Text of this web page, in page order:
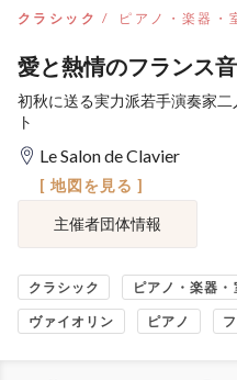
クラシック ピアノ・楽器・
愛と熱情のフランス
初秋に送る実力派若手演奏家
ト
Le Salon de Clavier
[ 地図を見る ]
主催者団体情報
クラシック ピアノ・楽器・
ヴァイオリン ピアノ